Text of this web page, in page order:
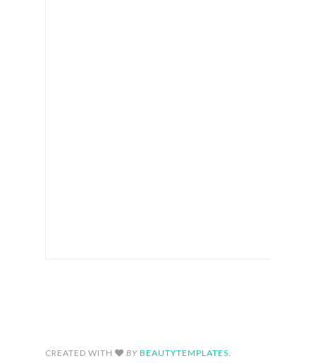
CREATED WITH BY BEAUTYTEMPLATES.